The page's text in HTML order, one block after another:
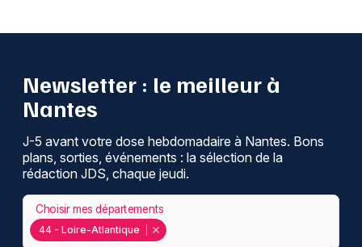
Newsletter : le meilleur à
Nantes
J-5 avant votre dose hebdomadaire à Nantes. Bons
plans, sorties, événements : la sélection de la
rédaction JDS, chaque jeudi.
44 - Loire-Atlantique
Choisir mes départements